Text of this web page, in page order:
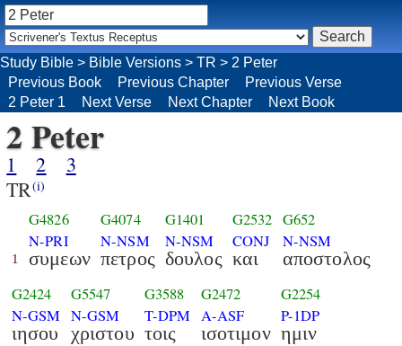
Study Bible > Bible Versions > TR > 2 Peter
Previous Book
Previous Chapter
Previous Verse
2 Peter 1
Next Verse Next Chapter Next Book
2 Peter
1 2
3
TR(i)
1
G4826
N-PRI
συμεων
G4074
N-NSM
πετρος
G1401
N-NSM
δουλος
G2532
CONJ
και
G652
N-NSM
αποστολος
G2424
N-GSM
ιησου
G5547
N-GSM
χριστου
G3588
T-DPM
τοις
G2472
A-ASF
ισοτιμον
G2254
P-1DP
ημιν